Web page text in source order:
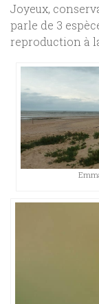
Joyeux,
parle de 3
reproduction à